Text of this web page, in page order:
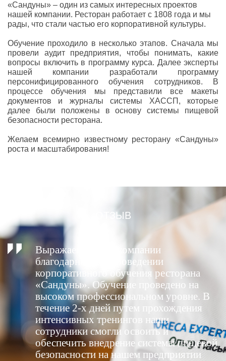
«Сандуны» – один из самых интересных проектов
нашей компании. Ресторан работает с 1808 года и мы
рады, что стали частью его корпоративной культуры.
Обучение проходило в несколько этапов. Сначала мы
провели аудит предприятия, чтобы понимать, какие
вопросы включить в программу курса. Далее эксперты
нашей компании разработали программу
персонифицированного обучения сотрудников. В
процессе обучения мы представили все макеты
документов и журналы системы ХАССП, которые
далее были положены в основу системы пищевой
безопасности ресторана.
Желаем всемирно известному ресторану «Сандуны»
роста и масштабирования!
ОТЗЫВ
Выражаем Вашей компании
благодарность в проведении
корпоративного обучения ресторана
«Сандуны». Обучение проведено на
высоком профессиональном уровне. В
течение 2-х дней путем прохождения
интенсивных тренингов наши
сотрудники смогли освоить и
обеспечить внедрение системы пищевой
безопасности на нашем предприятии